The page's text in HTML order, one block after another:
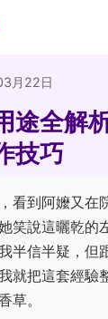
月22日
途全解
技巧
看到阿嬤又在
笑說這曬乾的
半信半疑，但
就把這套經驗
草。